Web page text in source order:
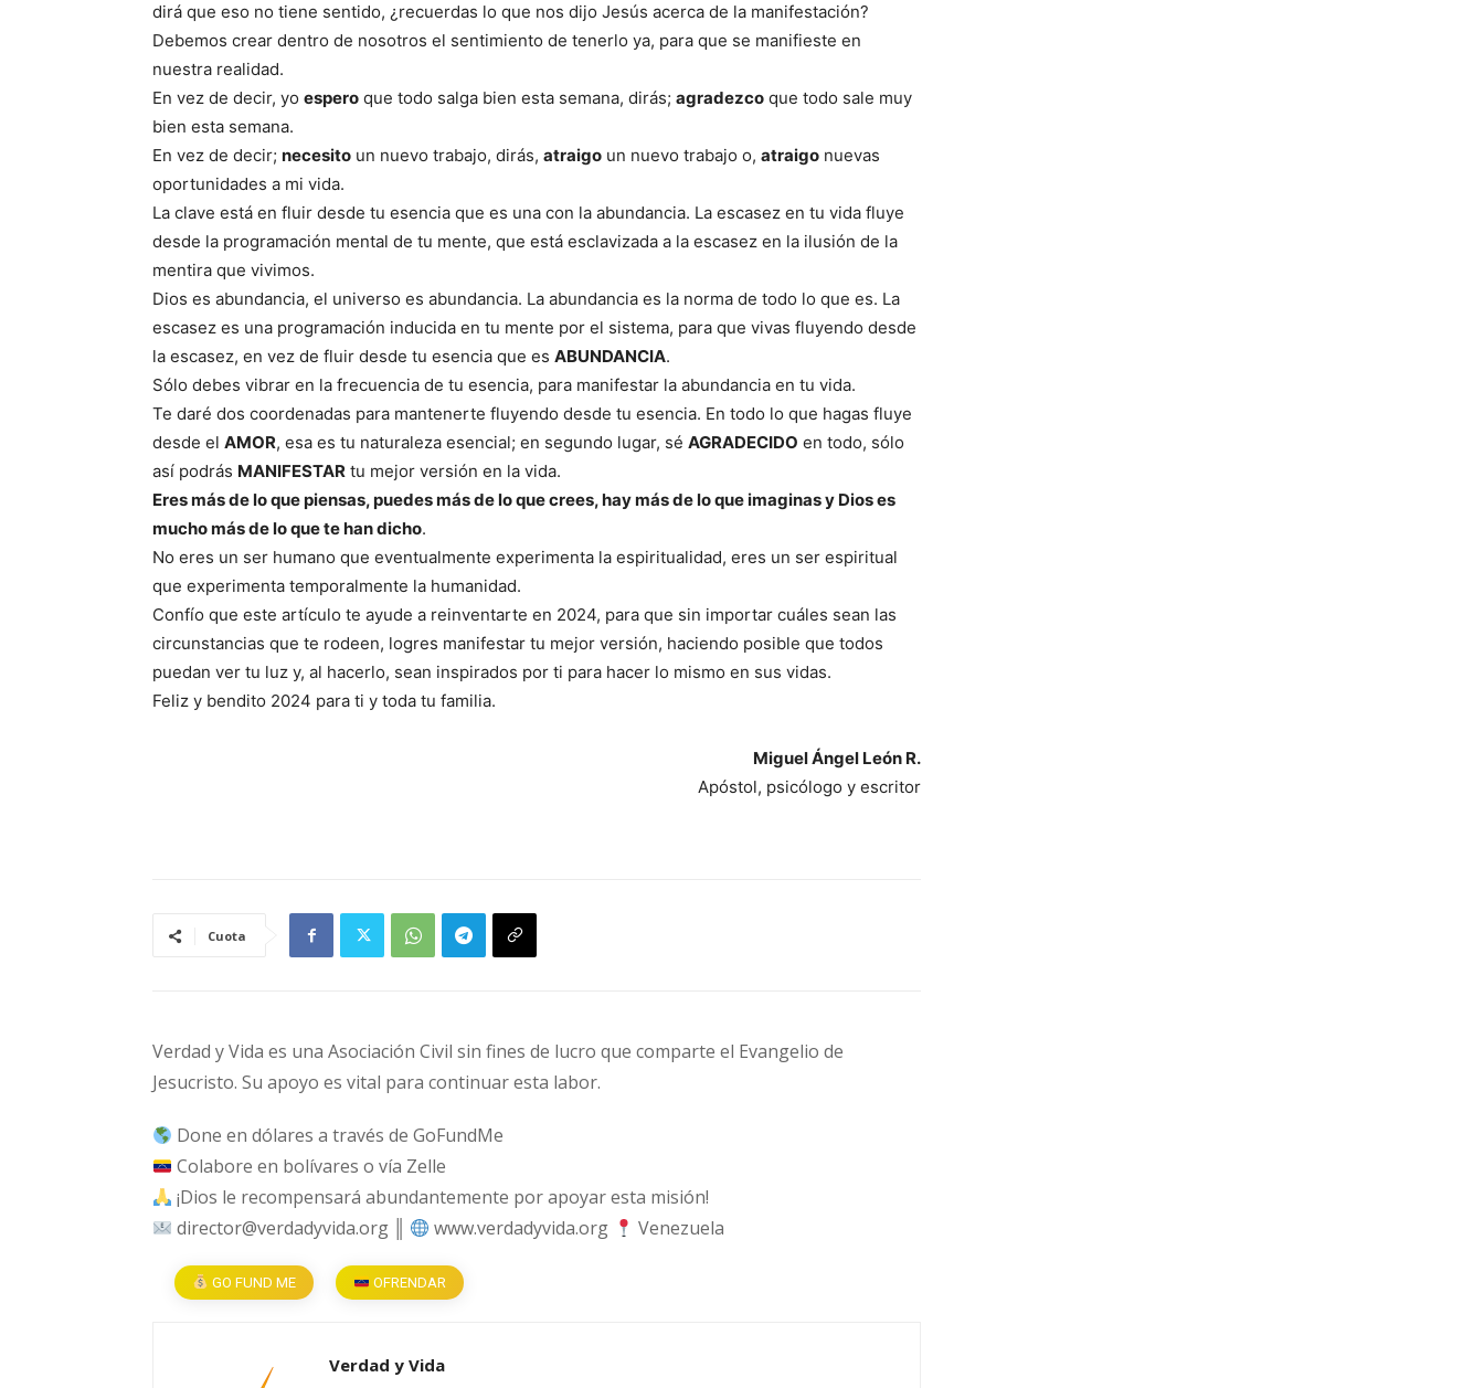
dirá que eso no tiene sentido, ¿recuerdas lo que nos dijo Jesús acerca de la manifestación?
Debemos crear dentro de nosotros el sentimiento de tenerlo ya, para que se manifieste en
nuestra realidad.
En vez de decir, yo espero que todo salga bien esta semana, dirás; agradezco que todo sale muy
bien esta semana.
En vez de decir; necesito un nuevo trabajo, dirás, atraigo un nuevo trabajo o, atraigo nuevas
oportunidades a mi vida.
La clave está en fluir desde tu esencia que es una con la abundancia. La escasez en tu vida fluye
desde la programación mental de tu mente, que está esclavizada a la escasez en la ilusión de la
mentira que vivimos.
Dios es abundancia, el universo es abundancia. La abundancia es la norma de todo lo que es. La
escasez es una programación inducida en tu mente por el sistema, para que vivas fluyendo desde
la escasez, en vez de fluir desde tu esencia que es ABUNDANCIA.
Sólo debes vibrar en la frecuencia de tu esencia, para manifestar la abundancia en tu vida.
Te daré dos coordenadas para mantenerte fluyendo desde tu esencia. En todo lo que hagas fluye
desde el AMOR, esa es tu naturaleza esencial; en segundo lugar, sé AGRADECIDO en todo, sólo
así podrás MANIFESTAR tu mejor versión en la vida.
Eres más de lo que piensas, puedes más de lo que crees, hay más de lo que imaginas y Dios es
mucho más de lo que te han dicho.
No eres un ser humano que eventualmente experimenta la espiritualidad, eres un ser espiritual
que experimenta temporalmente la humanidad.
Confío que este artículo te ayude a reinventarte en 2024, para que sin importar cuáles sean las
circunstancias que te rodeen, logres manifestar tu mejor versión, haciendo posible que todos
puedan ver tu luz y, al hacerlo, sean inspirados por ti para hacer lo mismo en sus vidas.
Feliz y bendito 2024 para ti y toda tu familia.
Miguel Ángel León R.
Apóstol, psicólogo y escritor
Cuota
Verdad y Vida es una Asociación Civil sin fines de lucro que comparte el Evangelio de
Jesucristo. Su apoyo es vital para continuar esta labor.
Done en dólares a través de GoFundMe
Colabore en bolívares o vía Zelle
¡Dios le recompensará abundantemente por apoyar esta misión!
director@verdadyvida.org ║
www.verdadyvida.org Venezuela
GO FUND ME OFRENDAR
Verdad y Vida